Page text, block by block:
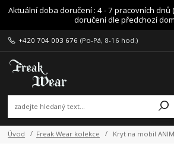
Aktuální doba doručení : 4 - 7 pracovních
doručení dle předchozí
+420 704 003 676 (Po-Pá, 8-16 hod.)
Úvod Freak Wear kolekce Kryt na mobil